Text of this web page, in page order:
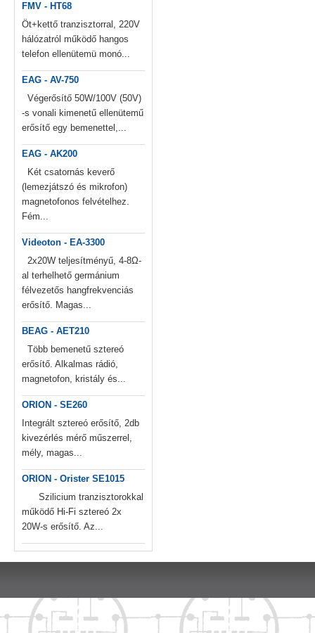
FMV - HT68
Öt+kettő tranzisztorral, 220V
hálózatról működő hangos
telefon ellenütemü monó...
EAG - AV-750
Végerősítő 50W/100V (50V)
-s vonali kimenetű ellenütemű
erősítő egy bemenettel,...
EAG - AK200
Két csatornás keverő
(lemezjátszó és mikrofon)
magnetofonos felvételhez.
Fém...
Videoton - EA-3300
2x20W teljesítményű, 4-8Ω-
al terhelhető germánium
félvezetős hangfrekvenciás
erősítő. Magas...
BEAG - AET210
Több bemenetű sztereó
erősítő. Alkalmas rádió,
magnetofon, kristály és...
ORION - SE260
Integrált sztereó erősítő, 2db
kivezérlés mérő műszerrel,
mély, magas...
ORION - Orister SE1015
Szilicium tranzisztorokkal
működő Hi-Fi sztereó 2x
20W-s erősítő. Az...